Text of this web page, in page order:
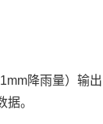
降雨量）输
。